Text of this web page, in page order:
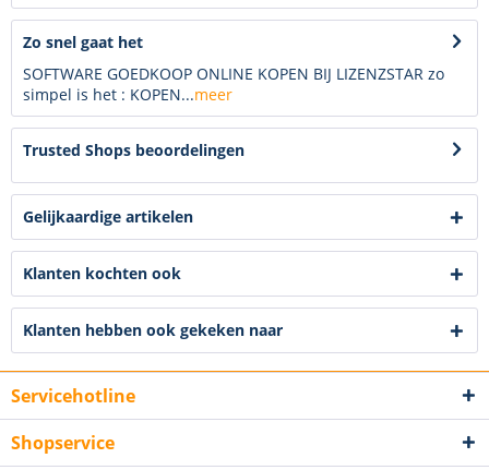
Zo snel gaat het
SOFTWARE GOEDKOOP ONLINE KOPEN BIJ LIZENZSTAR zo
simpel is het : KOPEN...meer
Trusted Shops beoordelingen
Gelijkaardige artikelen
Klanten kochten ook
Klanten hebben ook gekeken naar
Servicehotline
Shopservice